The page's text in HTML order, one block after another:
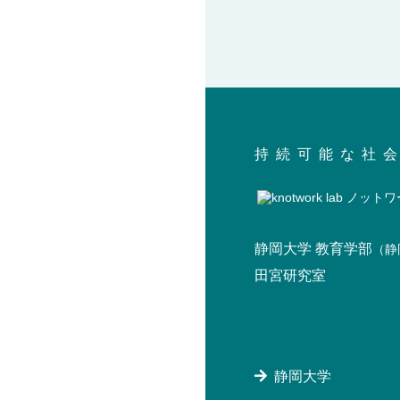
持続可能な社
静岡大学 教育学部 （
田宮研究室
静岡大学